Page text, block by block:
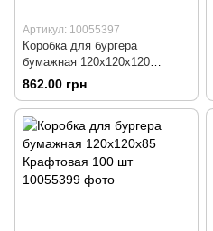
Артикул: 10055397
Коробка для бургера
бумажная 120х120х120
Крафтовая 100 шт
862.00 грн